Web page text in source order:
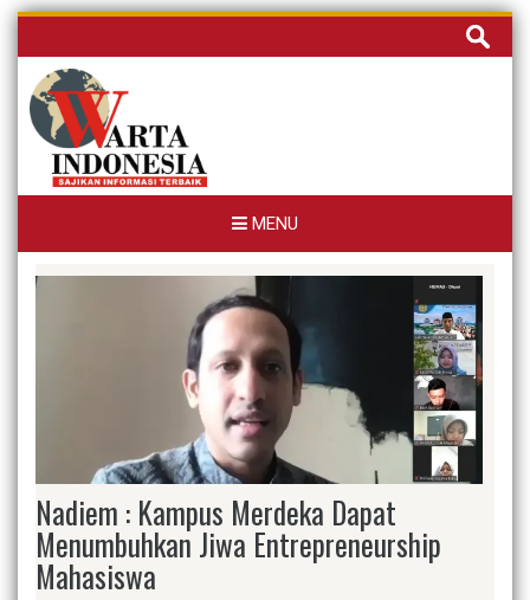
Skip
content
Cari
untuk:
MENU
Nadiem : Kampus Merdeka Dapat
Menumbuhkan Jiwa Entrepreneurship
Mahasiswa